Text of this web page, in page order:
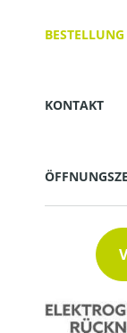
KONTAKT